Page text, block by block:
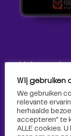
Volg ons!
Volg Omroep
media!
Wij gebruiken
We gebruiken
relevante
herhaalde
accepteren" te
ALLE cookies.